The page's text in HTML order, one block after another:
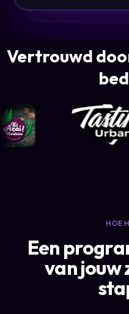
Vertrouwd
HOE
Een
van jouw